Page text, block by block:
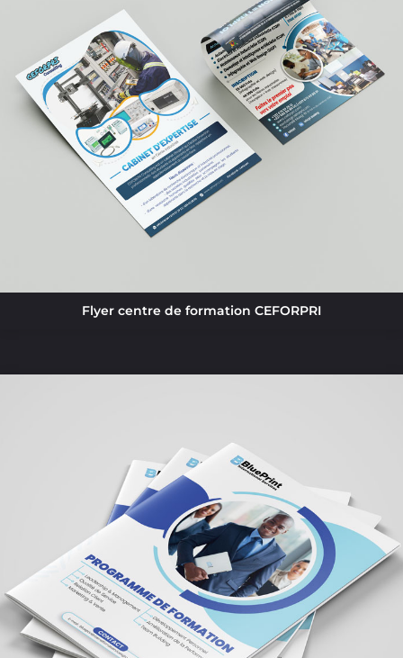
Flyer centre de formation CEFORPRI